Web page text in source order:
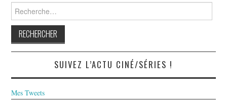
SUIVEZ L’ACTU CINÉ/SÉRIES !
Mes Tweets